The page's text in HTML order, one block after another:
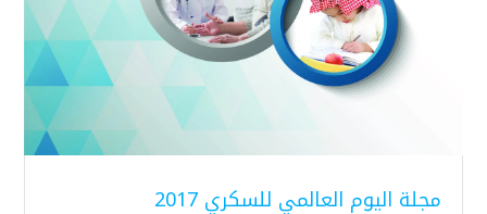
مجلة اليوم العالمي للسكري 2017